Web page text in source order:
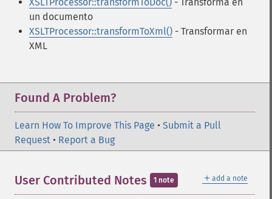
un documento
XSLTProcessor::transformToXml() - Transformar en
XML
Found A Problem?
Learn How To Improve This Page • Submit a Pull
Request • Report a Bug
＋ add a note
User Contributed Notes 1 note